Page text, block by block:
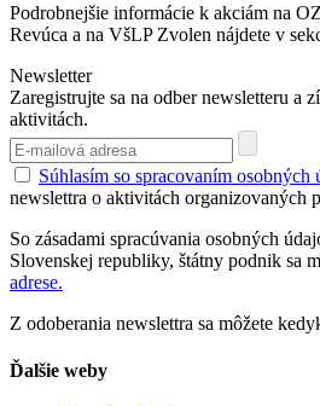
Podrobnejšie informácie k akciám na
Revúca a na VšLP Zvolen nájdete v
Newsletter
Zaregistrujte sa na odber newsletteru a
aktivitách.
Súhlasím so spracovaním osobných
newslettra o aktivitách organizovaných
So zásadami spracúvania osobných
Slovenskej republiky, štátny podnik sa
adrese.
Z odoberania newslettra sa môžete
Ďalšie weby